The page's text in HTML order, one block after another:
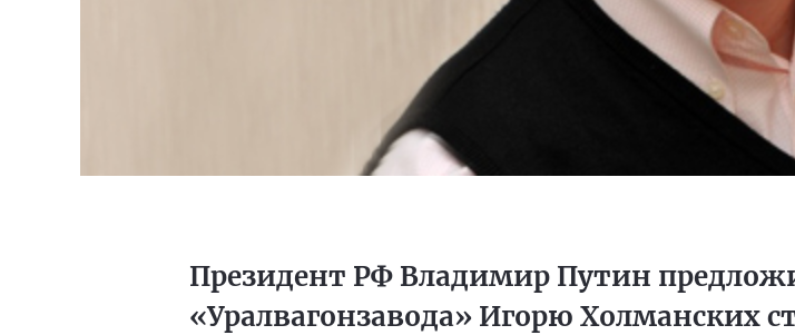
Президент РФ Владимир Путин
«Уралвагонзавода» Игорю Холманских